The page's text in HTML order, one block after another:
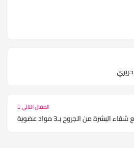
المقال التالي
البشرة من الجروح بـ3 مواد عضوية